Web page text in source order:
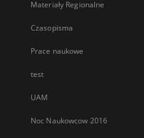
Materiały Regionalne
Czasopisma
Prace naukowe
test
UAM
Noc Naukowcow 2016